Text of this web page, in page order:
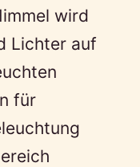
wird
Lichter auf
für